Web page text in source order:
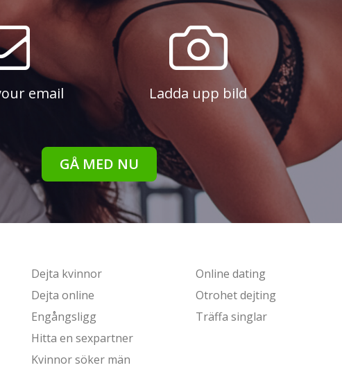
email Ladda upp bild
GÅ MED NU
Dejta kvinnor
Dejta online
Engångsligg
Hitta en sexpartner
Kvinnor söker män
Online dating
Otrohet dejting
Träffa singlar